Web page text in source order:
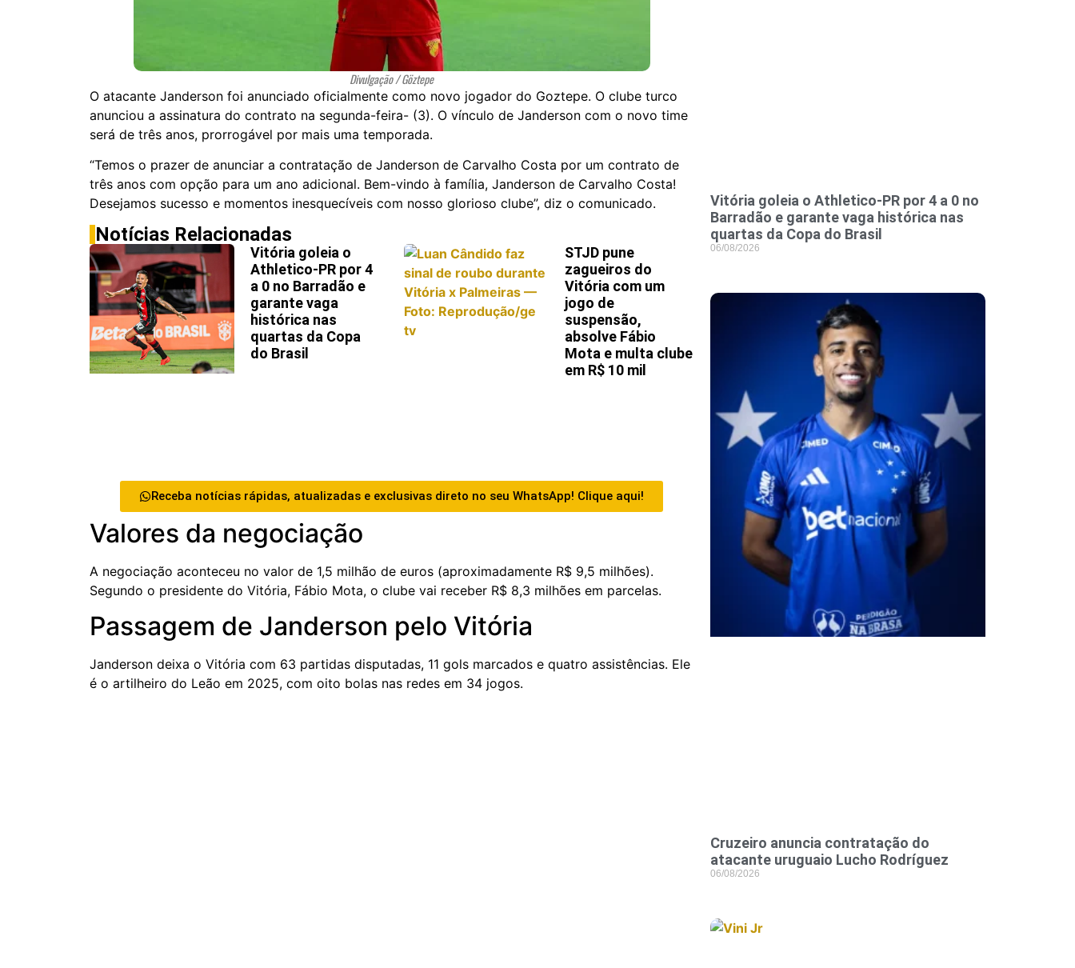
Divulgação / Göztepe
O atacante Janderson foi anunciado oficialmente como novo jogador do Goztepe. O clube turco
anunciou a assinatura do contrato na segunda-feira- (3). O vínculo de Janderson com o novo time
será de três anos, prorrogável por mais uma temporada.
“Temos o prazer de anunciar a contratação de Janderson de Carvalho Costa por um contrato de
três anos com opção para um ano adicional. Bem-vindo à família, Janderson de Carvalho Costa!
Desejamos sucesso e momentos inesquecíveis com nosso glorioso clube”, diz o comunicado.
Notícias Relacionadas
Vitória goleia o
Athletico-PR por 4
a 0 no Barradão e
garante vaga
histórica nas
quartas da Copa
do Brasil
STJD pune
zagueiros do
Vitória com um
jogo de
suspensão,
absolve Fábio
Mota e multa clube
em R$ 10 mil
Receba notícias rápidas, atualizadas e exclusivas direto no seu WhatsApp! Clique aqui!
Valores da negociação
A negociação aconteceu no valor de 1,5 milhão de euros (aproximadamente R$ 9,5 milhões).
Segundo o presidente do Vitória, Fábio Mota, o clube vai receber R$ 8,3 milhões em parcelas.
Passagem de Janderson pelo Vitória
Janderson deixa o Vitória com 63 partidas disputadas, 11 gols marcados e quatro assistências. Ele
é o artilheiro do Leão em 2025, com oito bolas nas redes em 34 jogos.
Vitória goleia o Athletico-PR por 4 a 0 no
Barradão e garante vaga histórica nas
quartas da Copa do Brasil
06/08/2026
Cruzeiro anuncia contratação do
atacante uruguaio Lucho Rodríguez
06/08/2026